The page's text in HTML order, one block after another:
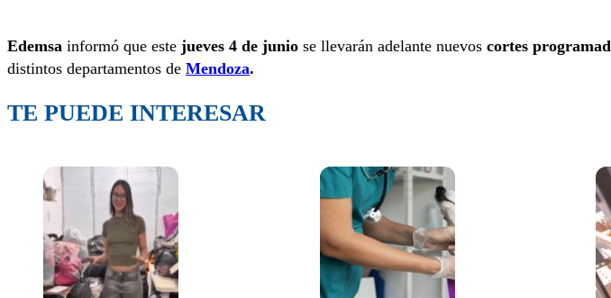
Edemsa informó que este jueves 4 de junio se llevarán adelante nuevos cortes
distintos departamentos de Mendoza.
TE PUEDE INTERESAR